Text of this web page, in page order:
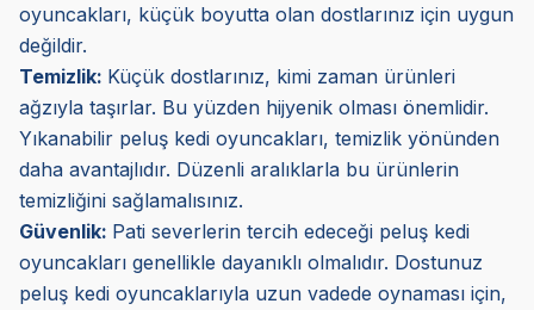
oyuncakları, küçük boyutta olan dostlarınız için uygun
değildir.
Temizlik: Küçük dostlarınız, kimi zaman ürünleri
ağzıyla taşırlar. Bu yüzden hijyenik olması önemlidir.
Yıkanabilir peluş kedi oyuncakları, temizlik yönünden
daha avantajlıdır. Düzenli aralıklarla bu ürünlerin
temizliğini sağlamalısınız.
Güvenlik: Pati severlerin tercih edeceği peluş kedi
oyuncakları genellikle dayanıklı olmalıdır. Dostunuz
peluş kedi oyuncaklarıyla uzun vadede oynaması için,